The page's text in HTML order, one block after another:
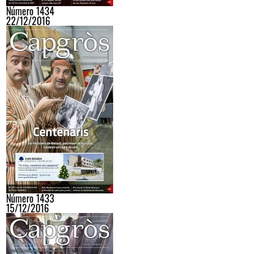
Número 1434
22/12/2016
Número 1433
15/12/2016